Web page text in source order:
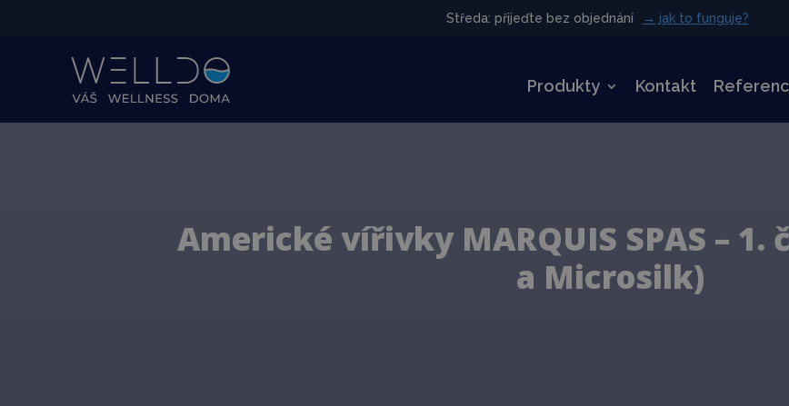
Produkty Kontakt
Americké vířivky MARQUIS SPAS – 1.
a Microsilk)
Středa: přijeďte bez objednání → jak to funguje?
Středa: přijeďte bez objednání → jak to funguje?